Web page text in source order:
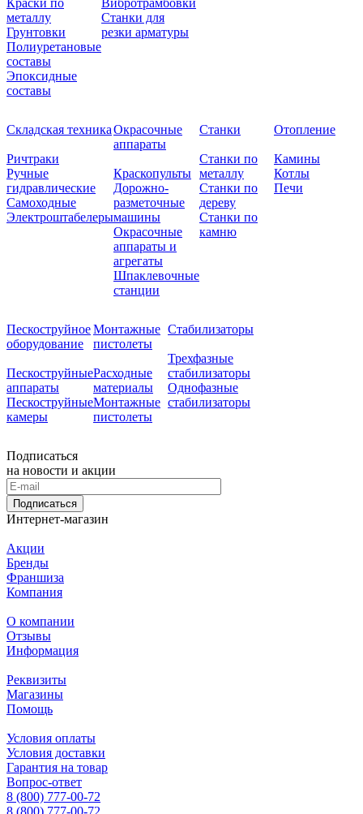
металлу
Грунтовки
Полиуретановые
составы
Эпоксидные
составы
Станки для
резки арматуры
Складская техника
Ричтраки
Ручные
гидравлические
Самоходные
Электроштабелеры
Окрасочные
аппараты
Краскопульты
Дорожно-
разметочные
машины
Окрасочные
аппараты и
агрегаты
Шпаклевочные
станции
Станки
Станки по
металлу
Станки по
дереву
Станки по
камню
Отопление
Камины
Котлы
Печи
Пескоструйное
оборудование
Пескоструйные
аппараты
Пескоструйные
камеры
Монтажные
пистолеты
Расходные
материалы
Монтажные
пистолеты
Стабилизаторы
Трехфазные
стабилизаторы
Однофазные
стабилизаторы
Подписаться
на новости и акции
Подписаться
Интернет-магазин
Акции
Бренды
Франшиза
Компания
О компании
Отзывы
Информация
Реквизиты
Магазины
Помощь
Условия оплаты
Условия доставки
Гарантия на товар
Вопрос-ответ
8 (800) 777-00-72
8 (800) 777-00-72